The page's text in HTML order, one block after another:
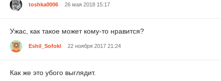
toshka0006 26 мая 2018 15:17
Ужас, как такое может кому-то нравится?
Eshil_Sofokl 22 ноября 2017 21:24
Как же это убого выглядит.